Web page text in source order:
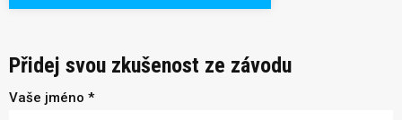
Přidej svou zkušenost ze závodu
Vaše jméno *